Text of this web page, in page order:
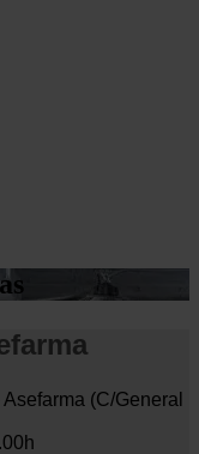
(C/General